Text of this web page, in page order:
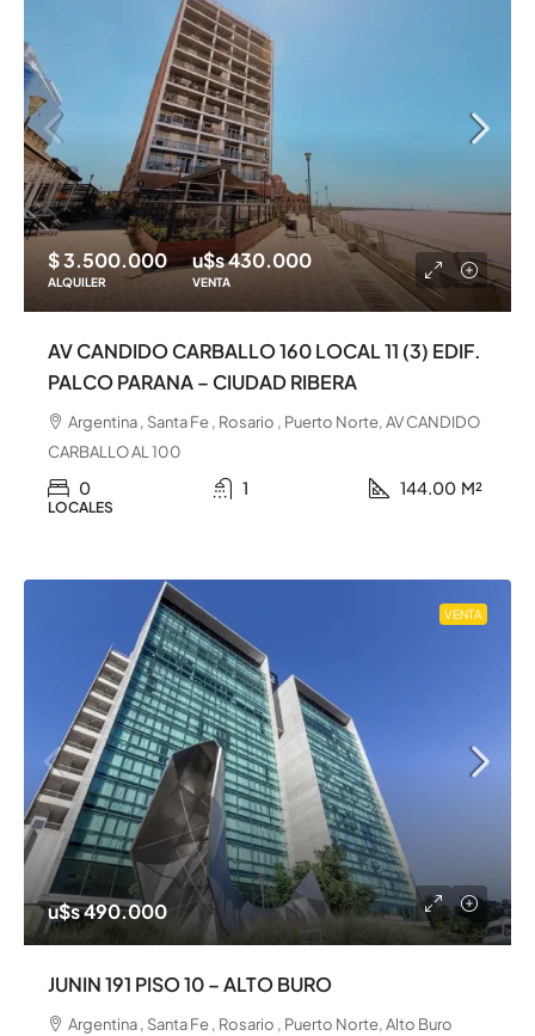
$ 3.500.000
ALQUILER
u$s 430.000
VENTA
AV CANDIDO CARBALLO 160 LOCAL 11 (3) EDIF.
PALCO PARANA – CIUDAD RIBERA
Argentina , Santa Fe , Rosario , Puerto Norte, AV CANDIDO
CARBALLO AL 100
0 1 144.00 M²
LOCALES
VENTA
u$s 490.000
JUNIN 191 PISO 10 – ALTO BURO
Argentina , Santa Fe , Rosario , Puerto Norte, Alto Buro